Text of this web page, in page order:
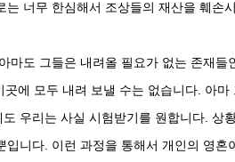
너무 한심해서 조상들의 재산을 훼손
마도 그들은 내려올 필요가 없는 존재들
에 모두 내려 보낼 수는 없습니다. 아마
우리는 사실 시험받기를 원합니다. 상
니다. 이런 과정을 통해서 개인의 영혼